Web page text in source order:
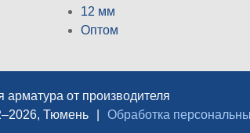
12 мм
Оптом
арматура от производителя
Тюмень
Обработка